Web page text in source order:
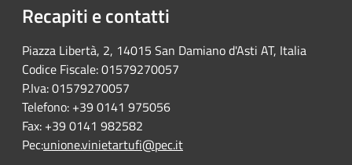
Recapiti e contatti
Piazza Libertà, 2, 14015 San Damiano d'Asti AT, Italia
Codice Fiscale: 01579270057
P.Iva: 01579270057
Telefono: +39 0141 975056
Fax: +39 0141 982582
Pec:unione.vinietartufi@pec.it